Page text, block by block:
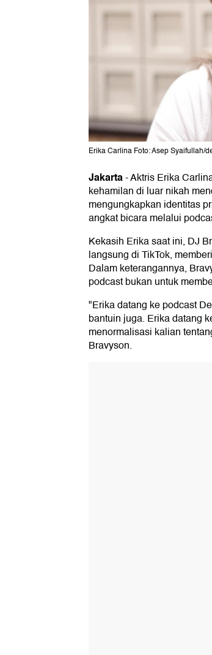
Erika Carlina Foto: Asep Syaifullah/
Jakarta-Aktris Erika
kehamilan di luar nikah
mengungkapkan identitas
angkat bicara melalui
Kekasih Erika saat ini, DJ
langsung di TikTok,
Dalam keterangannya,
podcast bukan untuk
"Erika datang ke podcast
bantuin juga. Erika datang
menormalisasi kalian
Bravyson.